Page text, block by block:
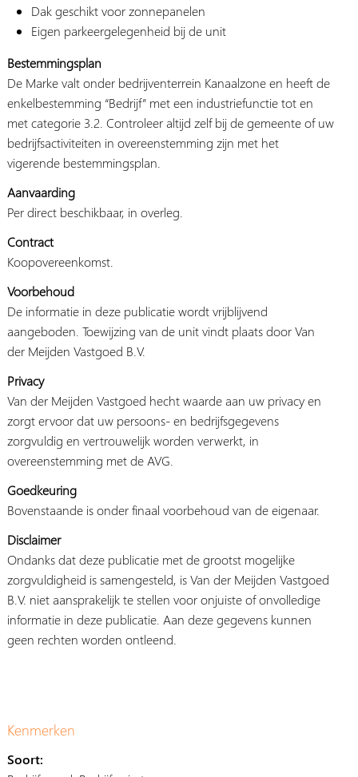
Dak geschikt voor zonnepanelen
Eigen parkeergelegenheid bij de unit
Bestemmingsplan
De Marke valt onder bedrijventerrein Kanaalzone en heeft de
enkelbestemming “Bedrijf” met een industriefunctie tot en
met categorie 3.2. Controleer altijd zelf bij de gemeente of uw
bedrijfsactiviteiten in overeenstemming zijn met het
vigerende bestemmingsplan.
Aanvaarding
Per direct beschikbaar, in overleg.
Contract
Koopovereenkomst.
Voorbehoud
De informatie in deze publicatie wordt vrijblijvend
aangeboden. Toewijzing van de unit vindt plaats door Van
der Meijden Vastgoed B.V.
Privacy
Van der Meijden Vastgoed hecht waarde aan uw privacy en
zorgt ervoor dat uw persoons- en bedrijfsgegevens
zorgvuldig en vertrouwelijk worden verwerkt, in
overeenstemming met de AVG.
Goedkeuring
Bovenstaande is onder finaal voorbehoud van de eigenaar.
Disclaimer
Ondanks dat deze publicatie met de grootst mogelijke
zorgvuldigheid is samengesteld, is Van der Meijden Vastgoed
B.V. niet aansprakelijk te stellen voor onjuiste of onvolledige
informatie in deze publicatie. Aan deze gegevens kunnen
geen rechten worden ontleend.
Kenmerken
Soort: